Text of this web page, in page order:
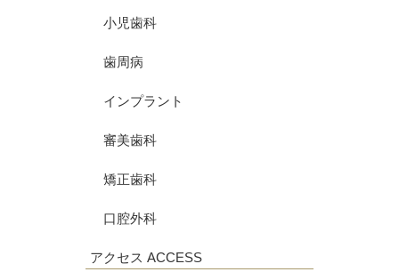
小児歯科
歯周病
インプラント
審美歯科
矯正歯科
口腔外科
アクセス ACCESS